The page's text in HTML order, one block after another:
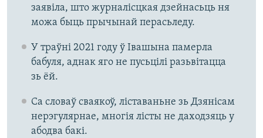
заявіла, што журналісцкая дзейнасьць ня
можа быць прычынай перасьледу.
У траўні 2021 году ў Івашына памерла
бабуля, аднак яго не пусьцілі разьвітацца
зь ёй.
Са словаў сваякоў, ліставаньне зь Дзянісам
нерэгулярнае, многія лісты не даходзяць у
абодва бакі.